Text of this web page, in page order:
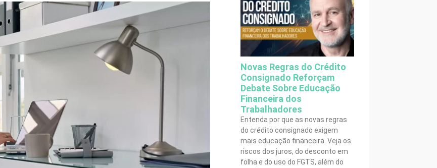
Novas Regras do Crédito
Consignado Reforçam
Debate Sobre Educação
Financeira dos
Trabalhadores
Entenda por que as novas regras
do crédito consignado exigem
mais educação financeira. Veja os
riscos dos juros, do desconto em
folha e do uso do FGTS, além do